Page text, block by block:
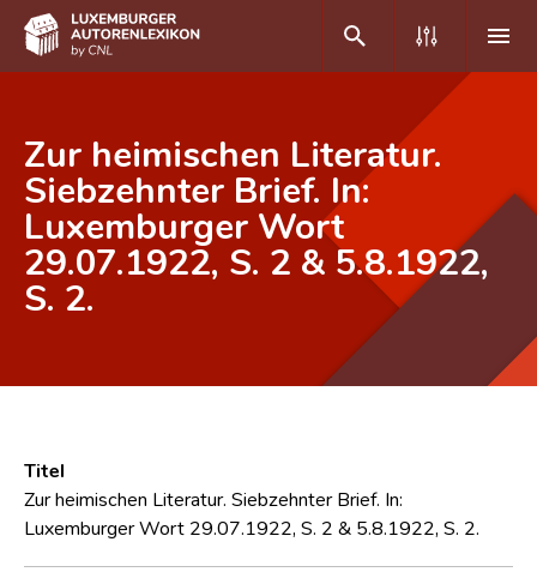
DE FR
Home
Autor(inn)en A-Z
Erweiterte Suche
Forschungsgruppe
Kontakt
Zur heimischen Literatur.
Siebzehnter Brief. In:
Luxemburger Wort
29.07.1922, S. 2 & 5.8.1922,
S. 2.
Titel
Zur heimischen Literatur. Siebzehnter Brief. In:
Luxemburger Wort 29.07.1922, S. 2 & 5.8.1922, S. 2.